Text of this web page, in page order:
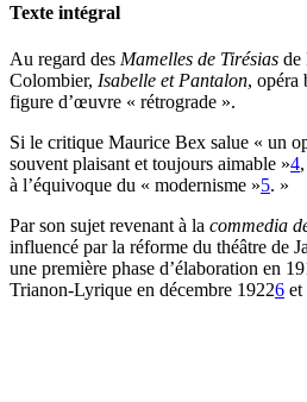
Texte intégral
Au regard des Mamelles de Tirésias de
Colombier, Isabelle et Pantalon, opéra
figure d’œuvre « rétrograde ».
Si le critique Maurice Bex salue « un
souvent plaisant et toujours aimable »4
à l’équivoque du « modernisme »5. »
Par son sujet revenant à la commedia
influencé par la réforme du théâtre de
une première phase d’élaboration en
Trianon-Lyrique en décembre 19226 et